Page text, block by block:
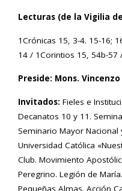
Lecturas (de la Vigilia
1Crónicas 15, 3-4. 15-16;
14 / 1Corintios 15, 54b-57
Preside: Mons.
Invitados: Fieles e
Decanatos 10 y 11.
Seminario Mayor Nacional
Universidad Católica
Club. Movimiento
Peregrino. Legión de